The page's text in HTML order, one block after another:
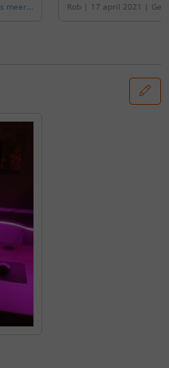
meer... Rob | 17 april 2021 |